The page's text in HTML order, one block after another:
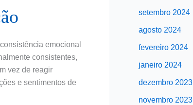
emocional
consistentes,
vez de reagir
e sentimentos de
setembro 2024
agosto 2024
fevereiro 2024
janeiro 2024
dezembro 2023
novembro 2023